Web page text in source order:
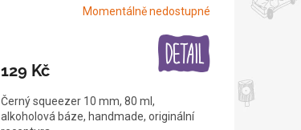
Momentálně nedostupné
129 Kč
Černý squeezer 10 mm, 80 ml,
alkoholová báze, handmade, originální